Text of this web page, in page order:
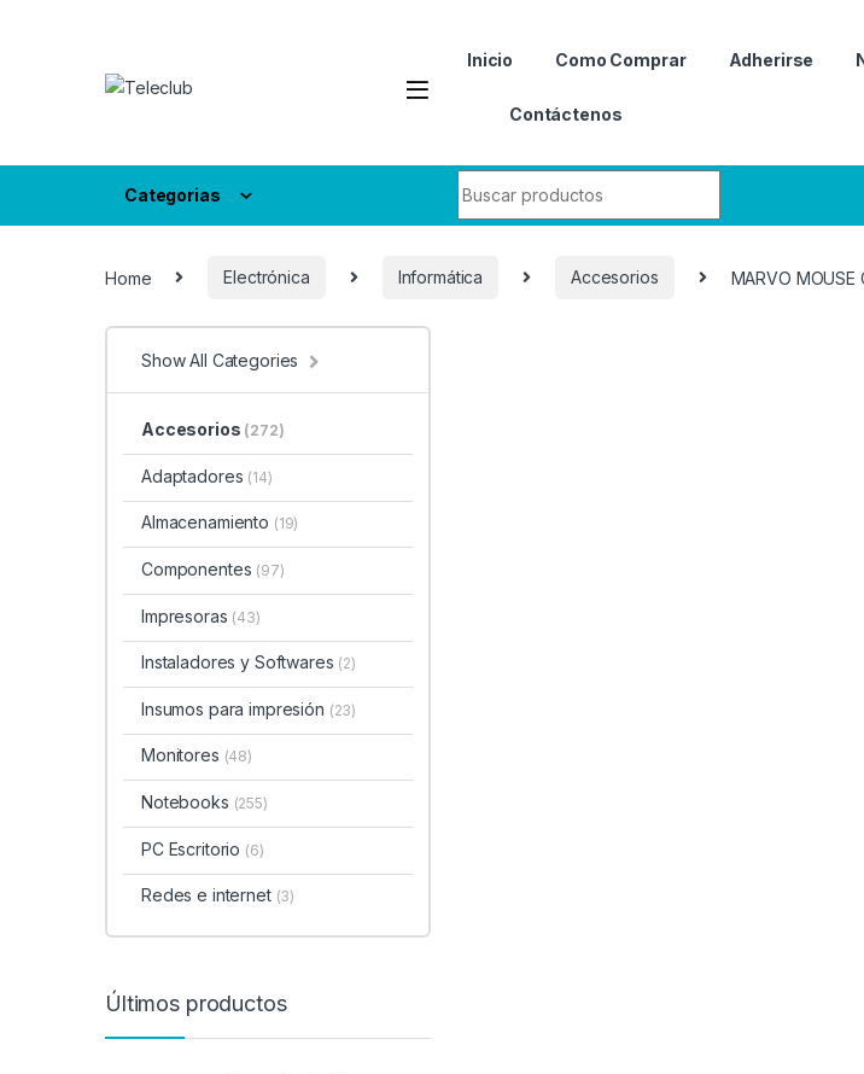
Inicio Como Comprar Adherirse
Contáctenos
Categorias
Home Electrónica Informática Accesorios MARVO
Show All Categories
Accesorios (272)
Adaptadores (14)
Almacenamiento (19)
Componentes (97)
Impresoras (43)
Instaladores y Softwares (2)
Insumos para impresión (23)
Monitores (48)
Notebooks (255)
PC Escritorio (6)
Redes e internet (3)
Últimos productos